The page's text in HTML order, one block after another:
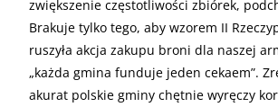
zwiększenie częstotliwości zbiórek,
Brakuje tylko tego, aby wzorem II
ruszyła akcja zakupu broni dla naszej
„każda gmina funduje jeden cekaem”.
akurat polskie gminy chętnie wyręczy